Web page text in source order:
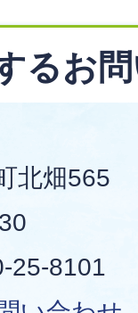
るお
北畑565
25-8101